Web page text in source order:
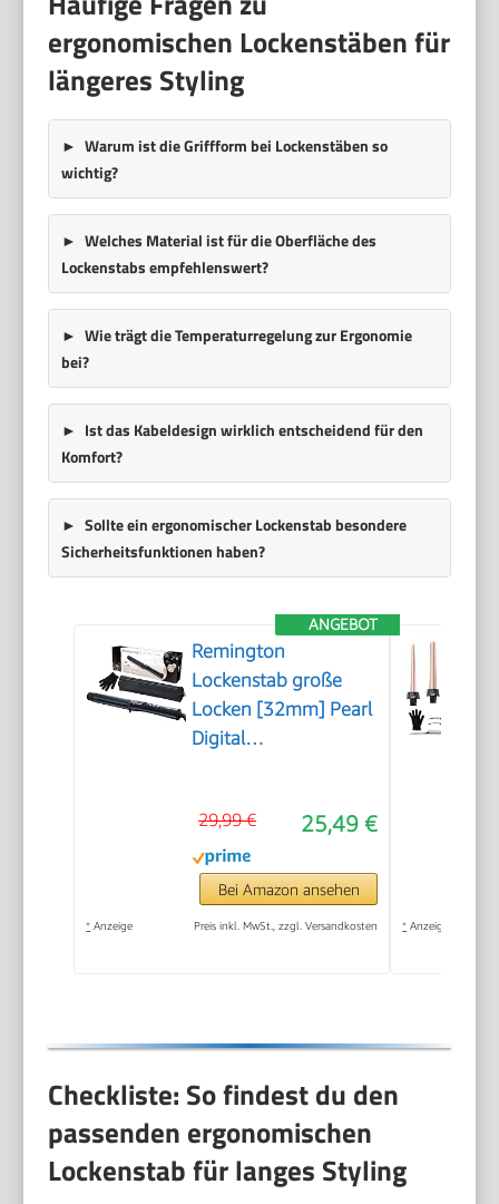
ergonomischen Lockenstäben für
längeres Styling
Warum ist die Griffform bei Lockenstäben so
wichtig?
Welches Material ist für die Oberfläche des
Lockenstabs empfehlenswert?
Wie trägt die Temperaturregelung zur Ergonomie
bei?
Ist das Kabeldesign wirklich entscheidend für den
Komfort?
Sollte ein ergonomischer Lockenstab besondere
Sicherheitsfunktionen haben?
ANGEBOT
Remington
Lockenstab große
Locken [32mm] Pearl
Digital
LCD-Display 130-
210°C, inkl.
Hitzehandschuh,
sanfte Wellen feines
25,49 €
29,99 €
Bei Amazon ansehen
* Anzeige Preis inkl. MwSt., zzgl. Versandkosten * Anzeige
Checkliste: So findest du den
passenden ergonomischen
Lockenstab für langes Styling